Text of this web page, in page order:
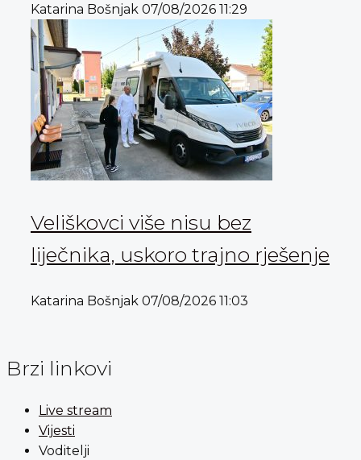
Katarina Bošnjak 07/08/2026 11:29
Veliškovci više nisu bez
liječnika, uskoro trajno rješenje
Katarina Bošnjak 07/08/2026 11:03
Brzi linkovi
Live stream
Vijesti
Voditelji